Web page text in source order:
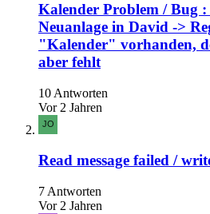
Kalender Problem / Bug
Neuanlage in David ->
"Kalender" vorhanden,
aber fehlt
10 Antworten
Vor 2 Jahren
Read message failed /
7 Antworten
Vor 2 Jahren